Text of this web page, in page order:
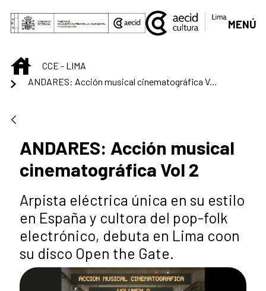
Saltar al contenido principal
MENÚ
INICIOCCE - LIMA
ANDARES: Acción musical cinematográfica Vol 2
ANDARES: Acción musical
cinematográfica Vol 2
Arpista eléctrica única en su estilo
en España y cultora del pop-folk
electrónico, debuta en Lima coon
su disco Open the Gate.